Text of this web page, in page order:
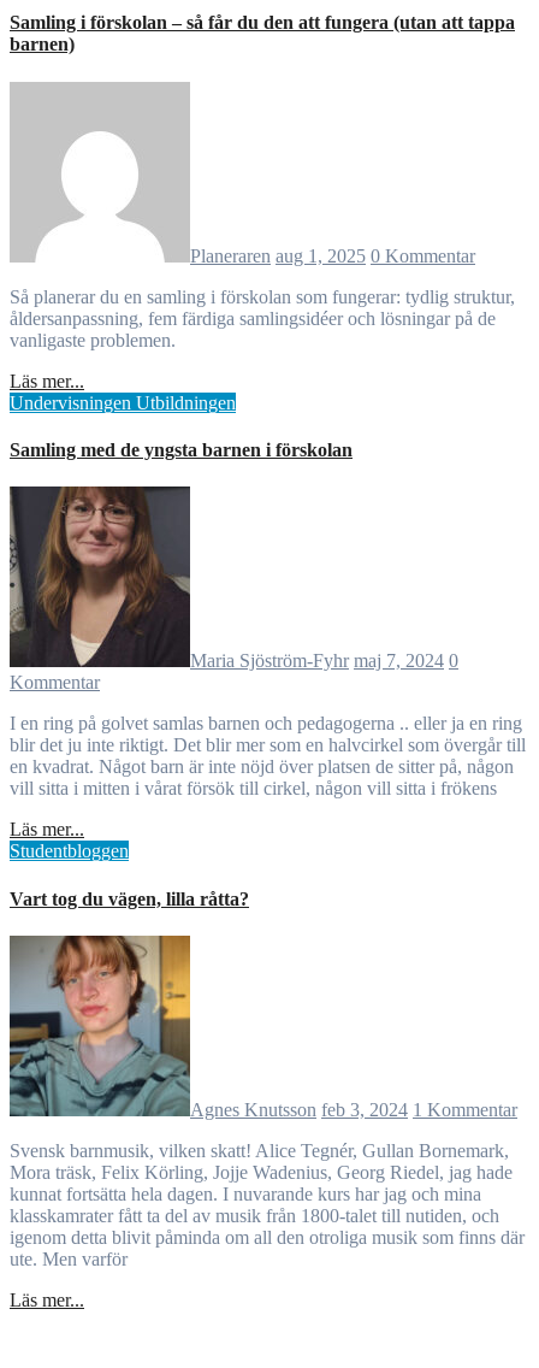
Samling i förskolan – så får du den att fungera (utan att tappa
barnen)
Planeraren aug 1, 2025 0 Kommentar
Så planerar du en samling i förskolan som fungerar: tydlig struktur,
åldersanpassning, fem färdiga samlingsidéer och lösningar på de
vanligaste problemen.
Läs mer...
Undervisningen Utbildningen
Samling med de yngsta barnen i förskolan
Maria Sjöström-Fyhr maj 7, 2024 0
Kommentar
I en ring på golvet samlas barnen och pedagogerna .. eller ja en ring
blir det ju inte riktigt. Det blir mer som en halvcirkel som övergår till
en kvadrat. Något barn är inte nöjd över platsen de sitter på, någon
vill sitta i mitten i vårat försök till cirkel, någon vill sitta i frökens
Läs mer...
Studentbloggen
Vart tog du vägen, lilla råtta?
Agnes Knutsson feb 3, 2024 1 Kommentar
Svensk barnmusik, vilken skatt! Alice Tegnér, Gullan Bornemark,
Mora träsk, Felix Körling, Jojje Wadenius, Georg Riedel, jag hade
kunnat fortsätta hela dagen. I nuvarande kurs har jag och mina
klasskamrater fått ta del av musik från 1800-talet till nutiden, och
igenom detta blivit påminda om all den otroliga musik som finns där
ute. Men varför
Läs mer...